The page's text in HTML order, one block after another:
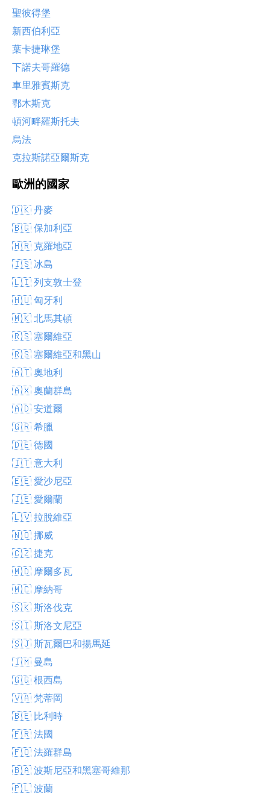
聖彼得堡
新西伯利亞
葉卡捷琳堡
下諾夫哥羅德
車里雅賓斯克
鄂木斯克
頓河畔羅斯托夫
烏法
克拉斯諾亞爾斯克
歐洲的國家
🇩🇰 丹麥
🇧🇬 保加利亞
🇭🇷 克羅地亞
🇮🇸 冰島
🇱🇮 列支敦士登
🇭🇺 匈牙利
🇲🇰 北馬其頓
🇷🇸 塞爾維亞
🇷🇸 塞爾維亞和黑山
🇦🇹 奧地利
🇦🇽 奧蘭群島
🇦🇩 安道爾
🇬🇷 希臘
🇩🇪 德國
🇮🇹 意大利
🇪🇪 愛沙尼亞
🇮🇪 愛爾蘭
🇱🇻 拉脫維亞
🇳🇴 挪威
🇨🇿 捷克
🇲🇩 摩爾多瓦
🇲🇨 摩納哥
🇸🇰 斯洛伐克
🇸🇮 斯洛文尼亞
🇸🇯 斯瓦爾巴和揚馬延
🇮🇲 曼島
🇬🇬 根西島
🇻🇦 梵蒂岡
🇧🇪 比利時
🇫🇷 法國
🇫🇴 法羅群島
🇧🇦 波斯尼亞和黑塞哥維那
🇵🇱 波蘭